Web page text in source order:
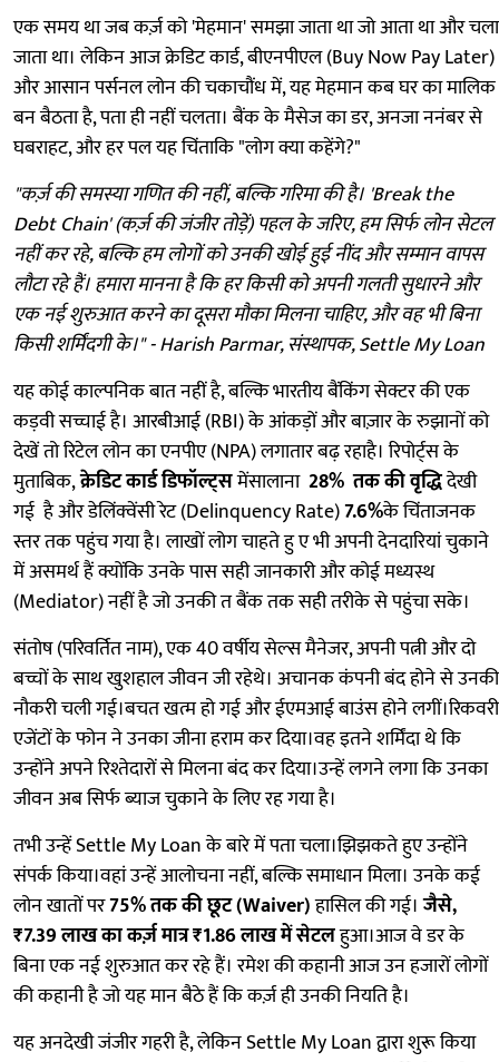
एक समय था जब कर्ज़ को 'मेहमान' समझा जाता था जो आता था और चला
जाता था। लेकिन आज क्रेडिट कार्ड, बीएनपीएल (Buy Now Pay Later)
और आसान पर्सनल लोन की चकाचौंध में, यह मेहमान कब घर का मालिक
बन बैठता है, पता ही नहीं चलता। बैंक के मैसेज का डर, अनजा ननंबर से
घबराहट, और हर पल यह चिंताकि "लोग क्या कहेंगे?"
"कर्ज़ की समस्या गणित की नहीं, बल्कि गरिमा की है। 'Break the
Debt Chain' (कर्ज़ की जंजीर तोड़ें) पहल के जरिए, हम सिर्फ लोन सेटल
नहीं कर रहे, बल्कि हम लोगों को उनकी खोई हुई नींद और सम्मान वापस
लौटा रहे हैं। हमारा मानना है कि हर किसी को अपनी गलती सुधारने और
एक नई शुरुआत करने का दूसरा मौका मिलना चाहिए, और वह भी बिना
किसी शर्मिंदगी के।" - Harish Parmar, संस्थापक, Settle My Loan
यह कोई काल्पनिक बात नहीं है, बल्कि भारतीय बैंकिंग सेक्टर की एक
कड़वी सच्चाई है। आरबीआई (RBI) के आंकड़ों और बाज़ार के रुझानों को
देखें तो रिटेल लोन का एनपीए (NPA) लगातार बढ़ रहाहै। रिपोर्ट्स के
मुताबिक,क्रेडिट कार्ड डिफॉल्ट्समेंसालाना 28% तक की वृद्धिदेखी
गई है और डेलिंक्वेंसी रेट (Delinquency Rate)7.6%के चिंताजनक
स्तर तक पहुंच गया है। लाखों लोग चाहते हु ए भी अपनी देनदारियां चुकाने
में असमर्थ हैं क्योंकि उनके पास सही जानकारी और कोई मध्यस्थ
(Mediator) नहीं है जो उनकी त बैंक तक सही तरीके से पहुंचा सके।
संतोष (परिवर्तित नाम), एक 40 वर्षीय सेल्स मैनेजर, अपनी पत्नी और दो
बच्चों के साथ खुशहाल जीवन जी रहेथे। अचानक कंपनी बंद होने से उनकी
नौकरी चली गई।बचत खत्म हो गई और ईएमआई बाउंस होने लगीं।रिकवरी
एजेंटों के फोन ने उनका जीना हराम कर दिया।वह इतने शर्मिंदा थे कि
उन्होंने अपने रिश्तेदारों से मिलना बंद कर दिया।उन्हें लगने लगा कि उनका
जीवन अब सिर्फ ब्याज चुकाने के लिए रह गया है।
तभी उन्हें Settle My Loan के बारे में पता चला।झिझकते हुए उन्होंने
संपर्क किया।वहां उन्हें आलोचना नहीं, बल्कि समाधान मिला। उनके कई
लोन खातों पर75% तक की छूट (Waiver)हासिल की गई।जैसे,
₹7.39 लाख का कर्ज़ मात्र ₹1.86 लाख में सेटलहुआ।आज वे डर के
बिना एक नई शुरुआत कर रहे हैं। रमेश की कहानी आज उन हजारों लोगों
की कहानी है जो यह मान बैठे हैं कि कर्ज़ ही उनकी नियति है।
यह अनदेखी जंजीर गहरी है, लेकिन Settle My Loan द्वारा शुरू किया